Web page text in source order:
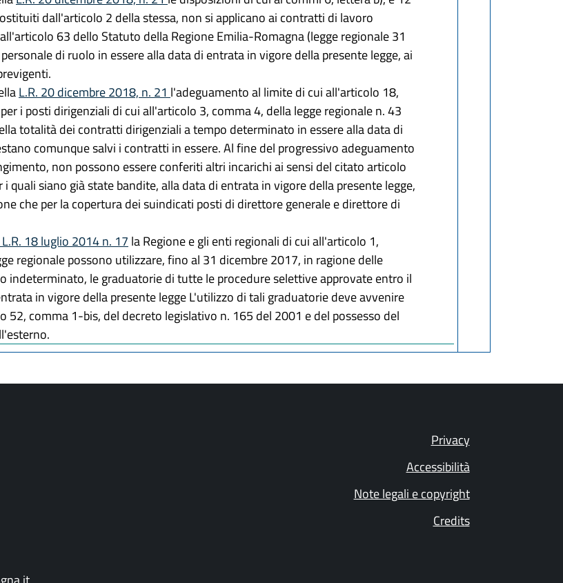
dall'articolo 2 della stessa, non si applicano ai contratti di lavoro
63 dello Statuto della Regione Emilia-Romagna (legge regionale 31
di ruolo in essere alla data di entrata in vigore della presente legge, ai
L.R. 20 dicembre 2018, n. 21 l'adeguamento al limite di cui all'articolo 18,
i posti dirigenziali di cui all'articolo 3, comma 4, della legge regionale n. 43
totalità dei contratti dirigenziali a tempo determinato in essere alla data di
comunque salvi i contratti in essere. Al fine del progressivo adeguamento
non possono essere conferiti altri incarichi ai sensi del citato articolo
quali siano già state bandite, alla data di entrata in vigore della presente legge,
che per la copertura dei suindicati posti di direttore generale e direttore di
18 luglio 2014 n. 17 la Regione e gli enti regionali di cui all'articolo 1,
regionale possono utilizzare, fino al 31 dicembre 2017, in ragione delle
indeterminato, le graduatorie di tutte le procedure selettive approvate entro il
in vigore della presente legge L'utilizzo di tali graduatorie deve avvenire
comma 1-bis, del decreto legislativo n. 165 del 2001 e del possesso del
Privacy
Accessibilità
Note legali e copyright
Credits